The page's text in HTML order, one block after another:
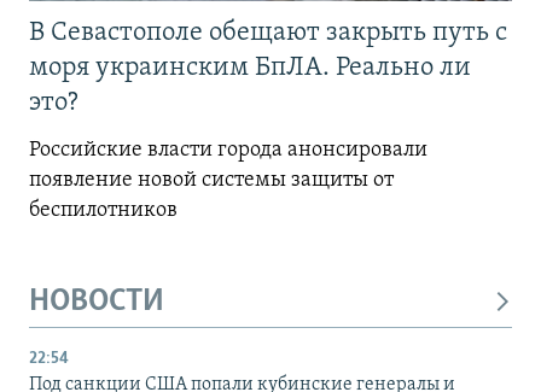
В Севастополе обещают закрыть путь с
моря украинским БпЛА. Реально ли
это?
Российские власти города анонсировали
появление новой системы защиты от
беспилотников
НОВОСТИ
22:54
Под санкции США попали кубинские генералы и